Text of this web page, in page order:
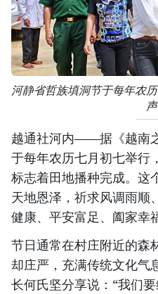
河静省哲族填洞节于每年农
声
越通社河内——据《越南
于每年农历七月初七举行
标志着田地播种完成。这
天地恩泽，祈求风调雨顺
健康、平安富足、阖家幸
节日通常在村庄附近的森
却庄严，充满传统文化气
长何氏坚分享说：“我们